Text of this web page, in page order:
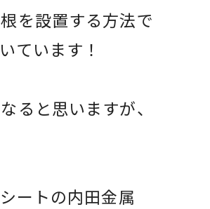
を設置する方法で
ています！
ると思いますが、
ートの内田金属